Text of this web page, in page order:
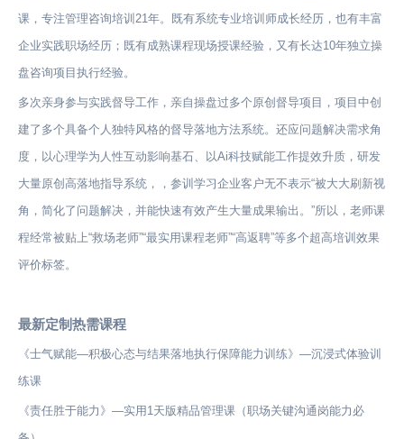
课，专注管理咨询培训21年。既有系统专业培训师成长经历，也有丰富
企业实践职场经历；既有成熟课程现场授课经验，又有长达10年独立操
盘咨询项目执行经验。
多次亲身参与实践督导工作，亲自操盘过多个原创督导项目，项目中创
建了多个具备个人独特风格的督导落地方法系统。还应问题解决需求角
度，以心理学为人性互动影响基石、以Ai科技赋能工作提效升质，研发
大量原创高落地指导系统，，参训学习企业客户无不表示“被大大刷新视
角，简化了问题解决，并能快速有效产生大量成果输出。”所以，老师课
程经常被贴上“救场老师”“最实用课程老师”“高返聘”等多个超高培训效果
评价标签。
最新定制热需课程
《士气赋能—积极心态与结果落地执行保障能力训练》—沉浸式体验训
练课
《责任胜于能力》—实用1天版精品管理课（职场关键沟通岗能力必